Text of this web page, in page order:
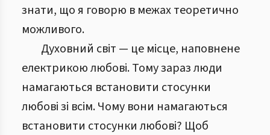
знати, що я говорю в межах теоретично
можливого.
Духовний світ — це місце, наповнене
електрикою любові. Тому зараз люди
намагаються встановити стосунки
любові зі всім. Чому вони намагаються
встановити стосунки любові? Щоб